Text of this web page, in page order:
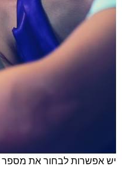
יש אפשרות לבחור את